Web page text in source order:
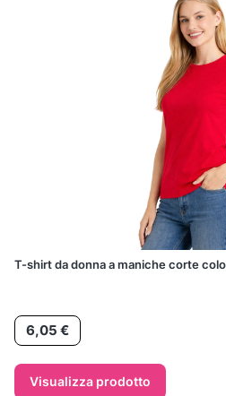
T-shirt da donna a maniche corte
Prezzo
6,05 €
Visualizza prodotto